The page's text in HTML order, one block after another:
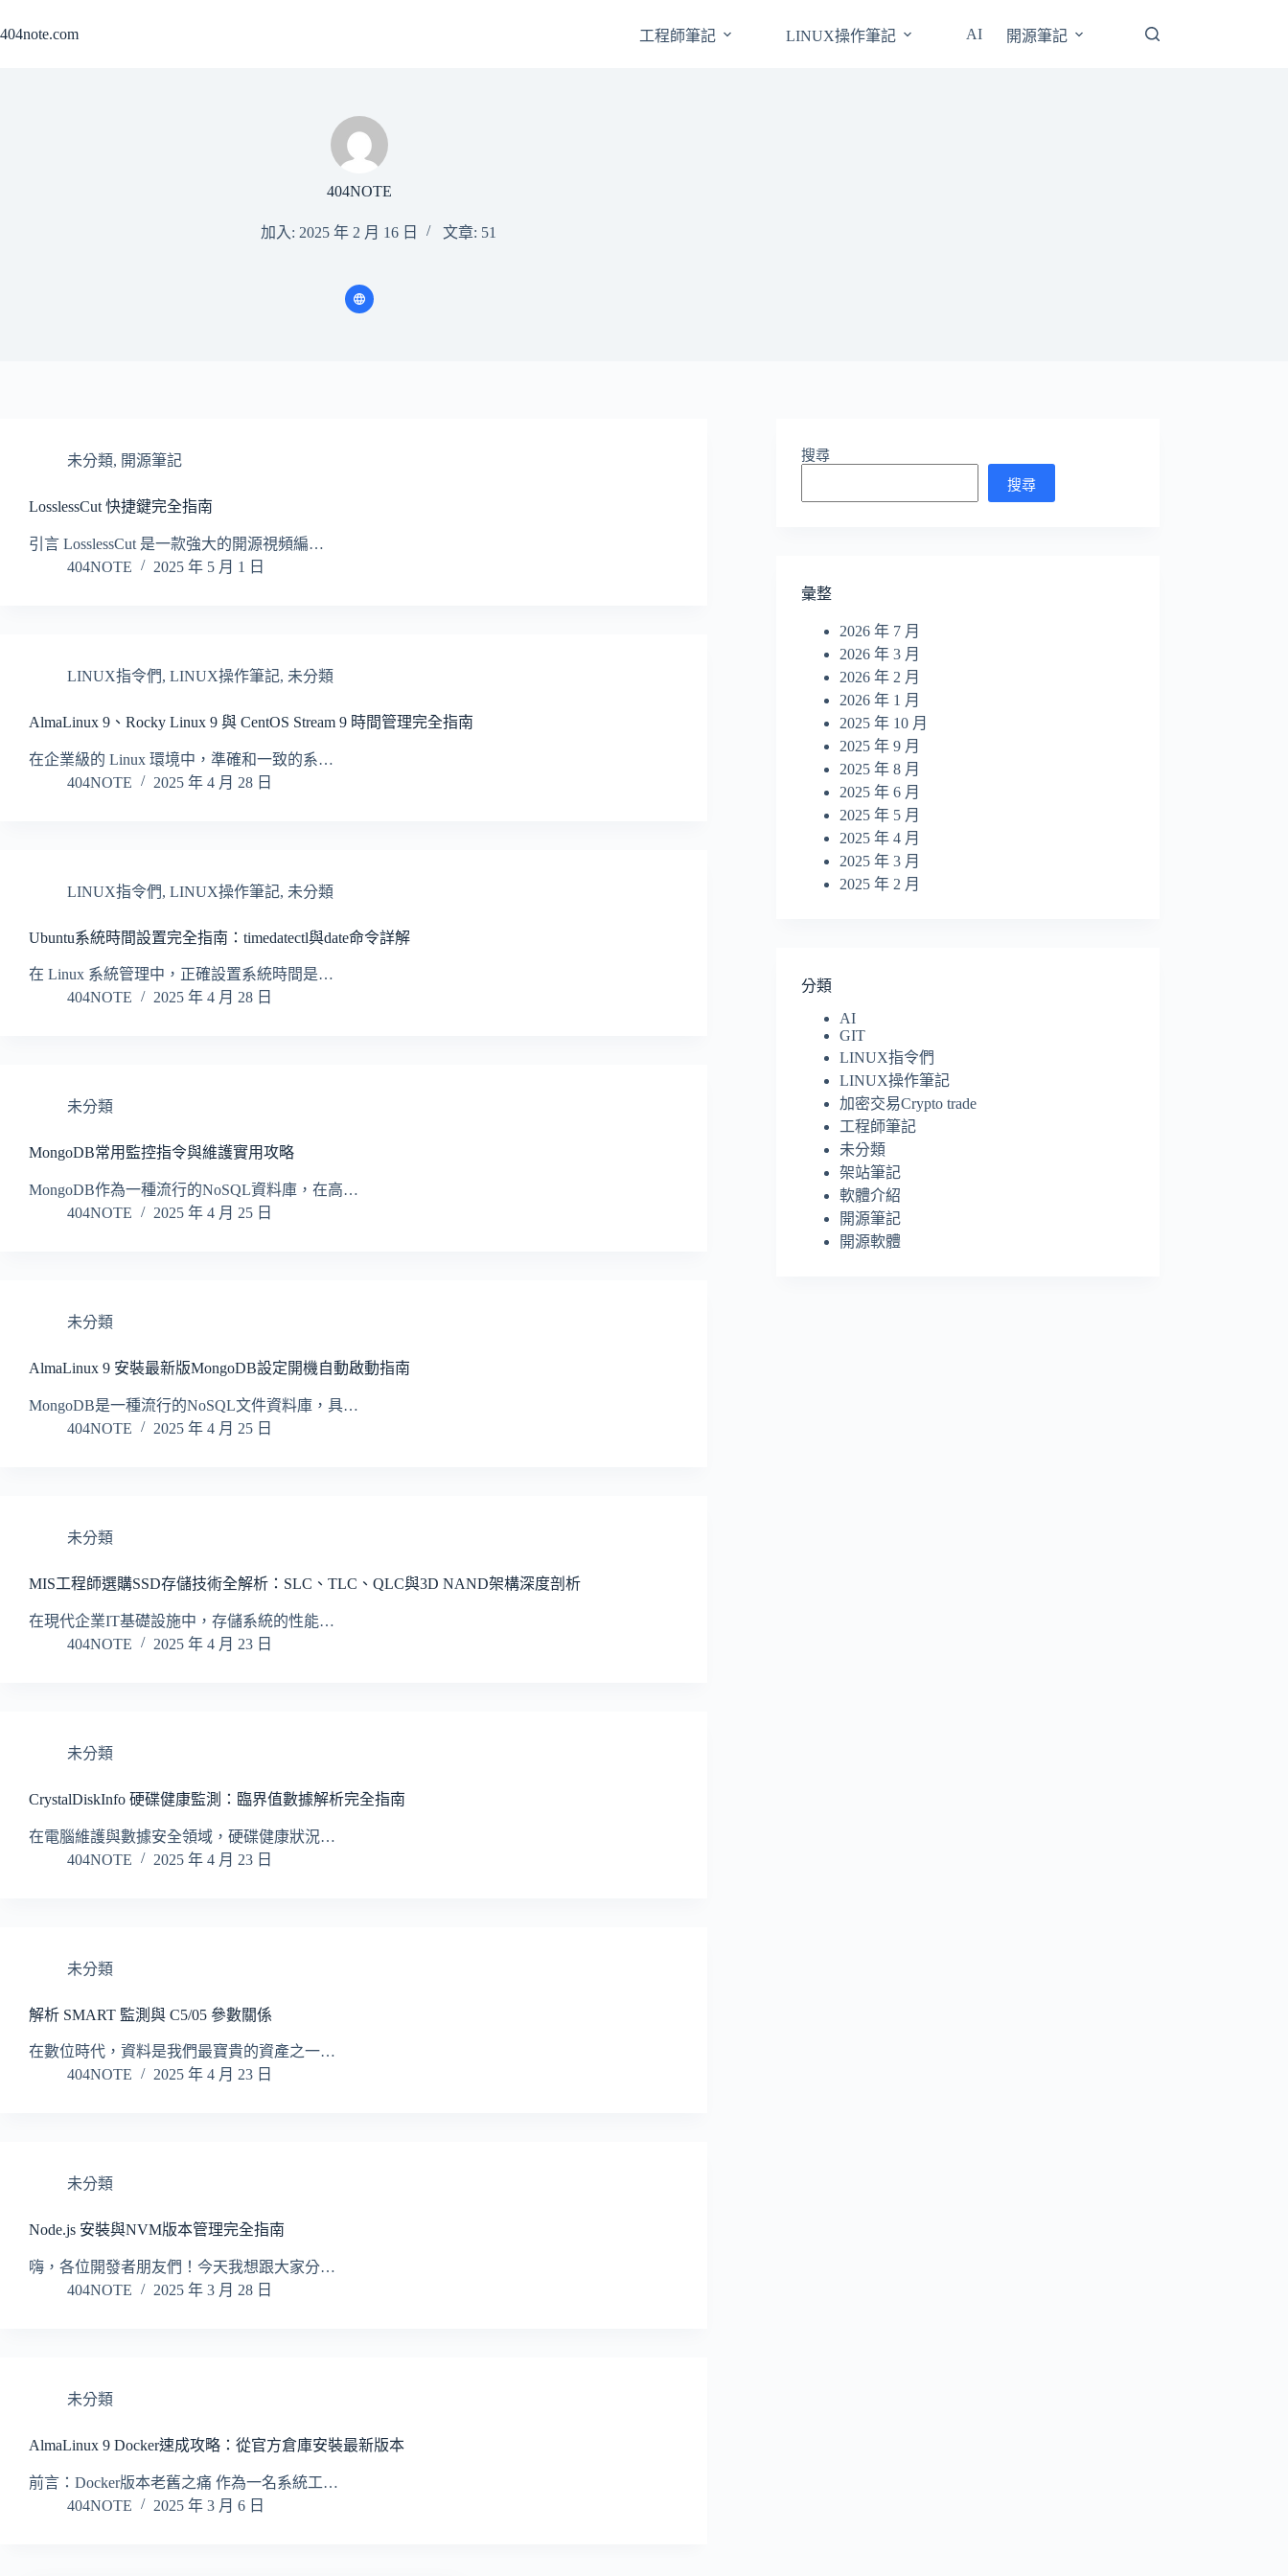
至
404note.com 工程師筆記 LINUX操作筆記 AI 開源筆記
404NOTE
加入: 2025 年 2 月 16 日 文章: 51
未分類, 開源筆記
LosslessCut 快捷鍵完全指南
引言 LosslessCut 是一款強大的開源視頻編…
404NOTE
2025 年 5 月 1 日
LINUX指令們, LINUX操作筆記, 未分類
AlmaLinux 9、Rocky Linux 9 與 CentOS Stream 9 時間管理完全指南
在企業級的 Linux 環境中，準確和一致的系…
404NOTE
2025 年 4 月 28 日
LINUX指令們, LINUX操作筆記, 未分類
Ubuntu系統時間設置完全指南：timedatectl與date命令詳解
在 Linux 系統管理中，正確設置系統時間是…
404NOTE
2025 年 4 月 28 日
未分類
MongoDB常用監控指令與維護實用攻略
MongoDB作為一種流行的NoSQL資料庫，在高…
404NOTE
2025 年 4 月 25 日
未分類
AlmaLinux 9 安裝最新版MongoDB設定開機自動啟動指南
MongoDB是一種流行的NoSQL文件資料庫，具…
404NOTE
2025 年 4 月 25 日
未分類
MIS工程師選購SSD存儲技術全解析：SLC、TLC、QLC與3D NAND架構深度剖析
在現代企業IT基礎設施中，存儲系統的性能…
404NOTE
2025 年 4 月 23 日
未分類
CrystalDiskInfo 硬碟健康監測：臨界值數據解析完全指南
在電腦維護與數據安全領域，硬碟健康狀況…
404NOTE
2025 年 4 月 23 日
未分類
解析 SMART 監測與 C5/05 參數關係
在數位時代，資料是我們最寶貴的資產之一…
404NOTE
2025 年 4 月 23 日
未分類
Node.js 安裝與NVM版本管理完全指南
嗨，各位開發者朋友們！今天我想跟大家分…
404NOTE
2025 年 3 月 28 日
未分類
AlmaLinux 9 Docker速成攻略：從官方倉庫安裝最新版本
前言：Docker版本老舊之痛 作為一名系統工…
404NOTE
2025 年 3 月 6 日
搜尋
搜尋
彙整
2026 年 7 月
2026 年 3 月
2026 年 2 月
2026 年 1 月
2025 年 10 月
2025 年 9 月
2025 年 8 月
2025 年 6 月
2025 年 5 月
2025 年 4 月
2025 年 3 月
2025 年 2 月
分類
AI
GIT
LINUX指令們
LINUX操作筆記
加密交易Crypto trade
工程師筆記
未分類
架站筆記
軟體介紹
開源筆記
開源軟體